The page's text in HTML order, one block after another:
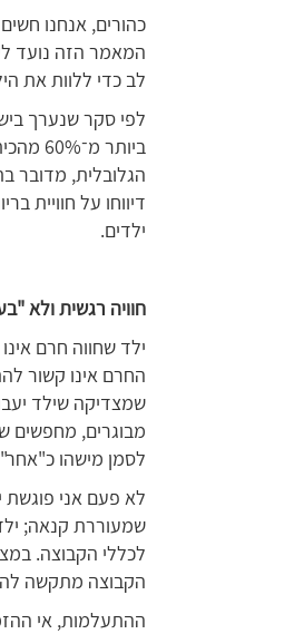
כהורים, אנחנו
המאמר הזה נועד
לב כדי ללוות את
דיווחו על חוויית
ילדים.
חוויה רגשית ולא
ילד שחווה חרם
החרם אינו קשור
שמצדיקה שילד
מבוגרים, מחפשים
לסמן מישהו
לא פעם אני פוגשת
שמעוררת קנאה;
לכללי הקבוצה.
הקבוצה מתקשה
ההתעלמות, אי